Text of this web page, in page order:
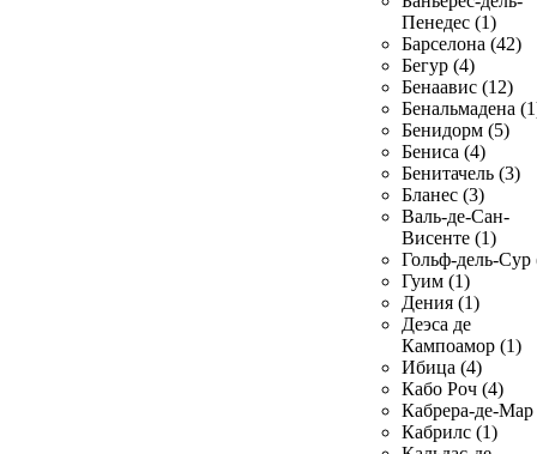
Пенедес (1)
Барселона (42)
Бегур (4)
Бенаавис (12)
Бенальмадена
Бенидорм (5)
Бениса (4)
Бенитачель (3)
Бланес (3)
Валь-де-Сан-
Висенте (1)
Гольф-дель-Сур
Гуим (1)
Дения (1)
Деэса де
Кампоамор (1)
Ибица (4)
Кабо Роч (4)
Кабрера-де-Мар
Кабрилс (1)